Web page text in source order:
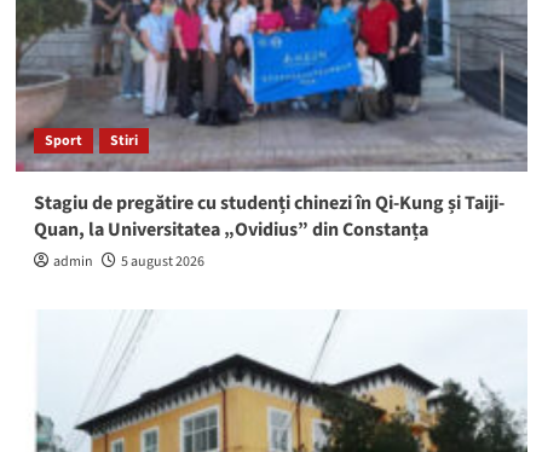
Sport Stiri
Stagiu de pregătire cu studenți chinezi în Qi-Kung și Taiji-
Quan, la Universitatea „Ovidius” din Constanța
admin 5 august 2026